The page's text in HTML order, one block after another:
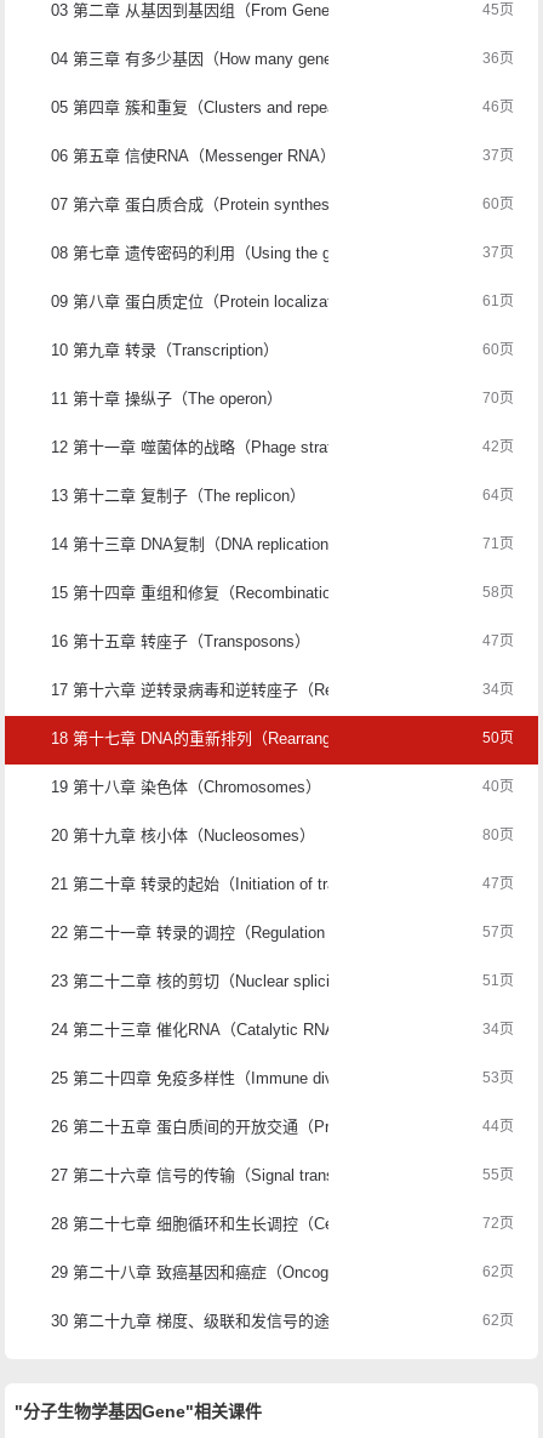
03 第二章 从基因到基因组（From Genes to Genomes） 45页
04 第三章 有多少基因（How many genes are there） 36页
05 第四章 簇和重复（Clusters and repeats） 46页
06 第五章 信使RNA（Messenger RNA） 37页
07 第六章 蛋白质合成（Protein synthesis） 60页
08 第七章 遗传密码的利用（Using the genetic code） 37页
09 第八章 蛋白质定位（Protein localization） 61页
10 第九章 转录（Transcription） 60页
11 第十章 操纵子（The operon） 70页
12 第十一章 噬菌体的战略（Phage strategies） 42页
13 第十二章 复制子（The replicon） 64页
14 第十三章 DNA复制（DNA replication） 71页
15 第十四章 重组和修复（Recombination and repair） 58页
16 第十五章 转座子（Transposons） 47页
17 第十六章 逆转录病毒和逆转座子（Retroviruses and retroposons）
34页
18 第十七章 DNA的重新排列（Rearrangement of DNA） 50页
19 第十八章 染色体（Chromosomes） 40页
20 第十九章 核小体（Nucleosomes） 80页
21 第二十章 转录的起始（Initiation of transcription） 47页
22 第二十一章 转录的调控（Regulation of Transcription） 57页
23 第二十二章 核的剪切（Nuclear splicing） 51页
24 第二十三章 催化RNA（Catalytic RNA） 34页
25 第二十四章 免疫多样性（Immune diversity） 53页
26 第二十五章 蛋白质间的开放交通（Protein trafficking） 44页
27 第二十六章 信号的传输（Signal transduction） 55页
28 第二十七章 细胞循环和生长调控（Cell cycle and growth regulation
72页
29 第二十八章 致癌基因和癌症（Oncogenes and cancer） 62页
30 第二十九章 梯度、级联和发信号的途径（Gradients, cascades,
62页
"分子生物学基因Gene"相关课件